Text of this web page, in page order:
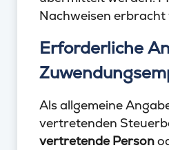
Nachweisen erbracht
Erforderliche
Als allgemeine
vertretenden
vertretende Person